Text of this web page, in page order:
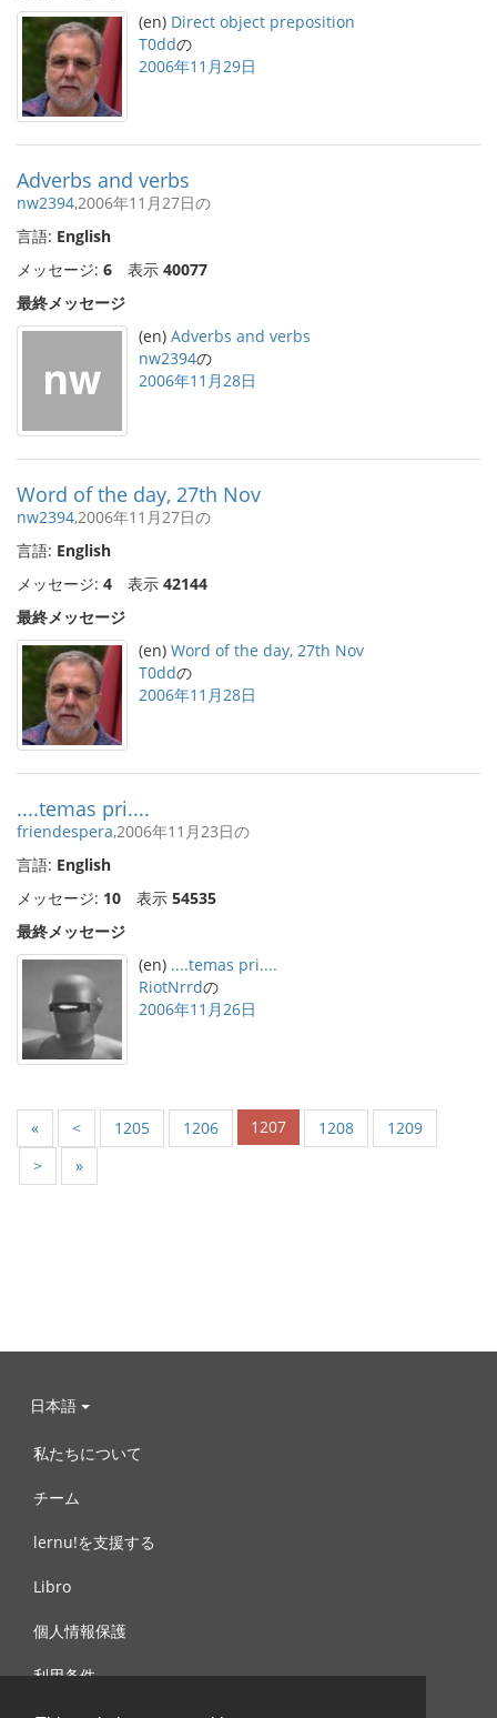
(en) Direct object preposition
T0ddの
2006年11月29日
Adverbs and verbs
nw2394,2006年11月27日の
言語: English
メッセージ: 6 表示 40077
最終メッセージ
(en) Adverbs and verbs
nw2394の
2006年11月28日
Word of the day, 27th Nov
nw2394,2006年11月27日の
言語: English
メッセージ: 4 表示 42144
最終メッセージ
(en) Word of the day, 27th Nov
T0ddの
2006年11月28日
....temas pri....
friendespera,2006年11月23日の
言語: English
メッセージ: 10 表示 54535
最終メッセージ
(en) ....temas pri....
RiotNrrdの
2006年11月26日
« < 1205 1206 1207 1208
1209
>
»
日本語
私たちについて
チーム
lernu!を支援する
Libro
個人情報保護
利用条件